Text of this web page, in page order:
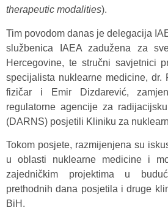
therapeutic modalities).
Tim povodom danas je delegacija
službenica IAEA zadužena za
Hercegovine, te stručni savjetnici
specijalista nuklearne medicine, dr.
fizičar i Emir Dizdarević,
regulatorne agencije za
(DARNS) posjetili Kliniku za
Tokom posjete, razmijenjena su
u oblasti nuklearne medicine i
zajedničkim projektima u
prethodnih dana posjetila i druge
BiH.